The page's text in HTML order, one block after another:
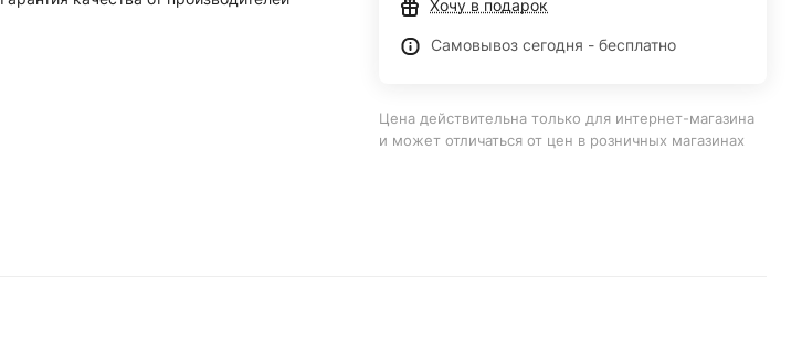
Хочу в подарок
Самовывоз сегодня - бесплатно
Цена действительна только для интернет-магазина
и может отличаться от цен в розничных магазинах